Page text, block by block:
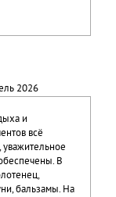
2026
и
всё
уважительное
В
бальзамы. На